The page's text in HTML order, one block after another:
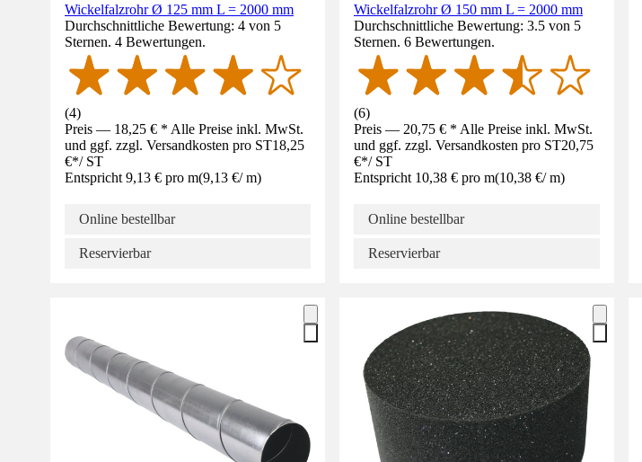
Wickelfalzrohr Ø 125 mm L = 2000 mm
Durchschnittliche Bewertung: 4 von 5
Sternen. 4 Bewertungen.
(4)
Preis — 18,25 € * Alle Preise inkl. MwSt.
und ggf. zzgl. Versandkosten pro ST18,25
€*/ ST
Entspricht 9,13 € pro m(9,13 €/ m)
Online bestellbar
Reservierbar
Wickelfalzrohr Ø 150 mm L = 2000 mm
Durchschnittliche Bewertung: 3.5 von 5
Sternen. 6 Bewertungen.
(6)
Preis — 20,75 € * Alle Preise inkl. MwSt.
und ggf. zzgl. Versandkosten pro ST20,75
€*/ ST
Entspricht 10,38 € pro m(10,38 €/ m)
Online bestellbar
Reservierbar